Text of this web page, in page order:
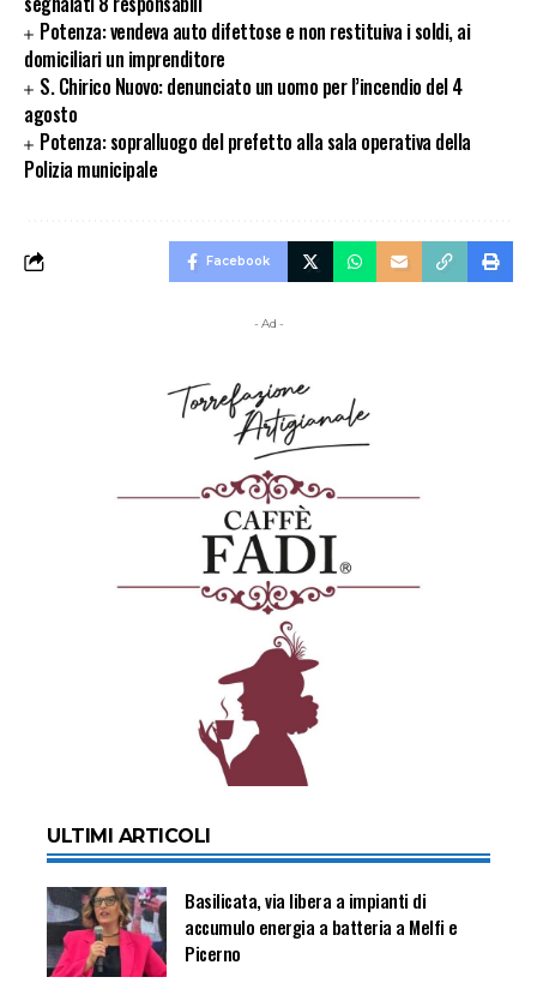
Potenza: vendeva auto difettose e non restituiva i soldi, ai
domiciliari un imprenditore
S. Chirico Nuovo: denunciato un uomo per l’incendio del 4
agosto
Potenza: sopralluogo del prefetto alla sala operativa della
Polizia municipale
Facebook
- Ad -
ULTIMI ARTICOLI
Basilicata, via libera a impianti di
accumulo energia a batteria a Melfi e
Picerno